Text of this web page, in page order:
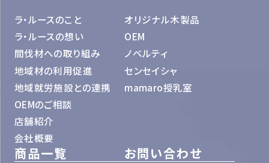
ラ・ルースのこと
ラ・ルースの想い
間伐材への取り組み
地域材の利用促進
地域就労施設との連携
OEMのご相談
店舗紹介
会社概要
オリジナル木製品
OEM
ノベルティ
センセイシャ
mamaro授乳室
商品一覧 お問い合わせ